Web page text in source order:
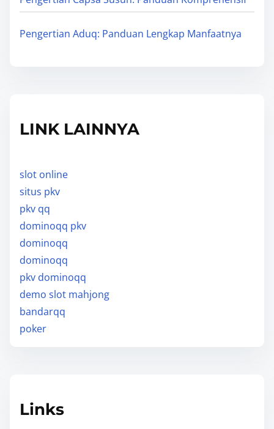
Pengertian Aduq: Panduan Lengkap Manfaatnya
LINK LAINNYA
slot online
situs pkv
pkv qq
dominoqq pkv
dominoqq
dominoqq
pkv dominoqq
demo slot mahjong
bandarqq
poker
Links